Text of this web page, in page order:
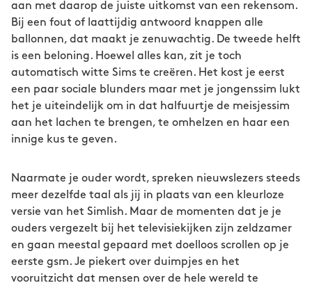
aan met daarop de juiste uitkomst van een rekensom.
Bij een fout of laattijdig antwoord knappen alle
ballonnen, dat maakt je zenuwachtig. De tweede helft
is een beloning. Hoewel alles kan, zit je toch
automatisch witte Sims te creëren. Het kost je eerst
een paar sociale blunders maar met je jongenssim lukt
het je uiteindelijk om in dat halfuurtje de meisjessim
aan het lachen te brengen, te omhelzen en haar een
innige kus te geven.
Naarmate je ouder wordt, spreken nieuwslezers steeds
meer dezelfde taal als jij in plaats van een kleurloze
versie van het Simlish. Maar de momenten dat je je
ouders vergezelt bij het televisiekijken zijn zeldzamer
en gaan meestal gepaard met doelloos scrollen op je
eerste gsm. Je piekert over duimpjes en het
vooruitzicht dat mensen over de hele wereld te